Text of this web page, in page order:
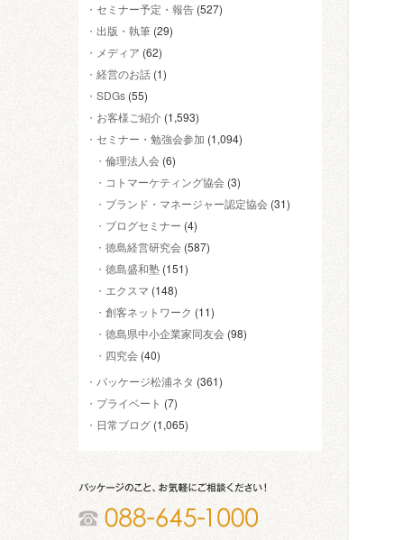
セミナー予定・報告 (527)
出版・執筆 (29)
メディア (62)
経営のお話 (1)
SDGs (55)
お客様ご紹介 (1,593)
セミナー・勉強会参加 (1,094)
倫理法人会 (6)
コトマーケティング協会 (3)
ブランド・マネージャー認定協会 (31)
ブログセミナー (4)
徳島経営研究会 (587)
徳島盛和塾 (151)
エクスマ (148)
創客ネットワーク (11)
徳島県中小企業家同友会 (98)
四究会 (40)
パッケージ松浦ネタ (361)
プライベート (7)
日常ブログ (1,065)